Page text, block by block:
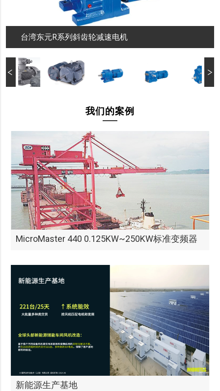
台湾东元R系列斜齿轮减速电机
我们的案例
MicroMaster 440 0.125KW~250KW标准变频器
新能源生产基地